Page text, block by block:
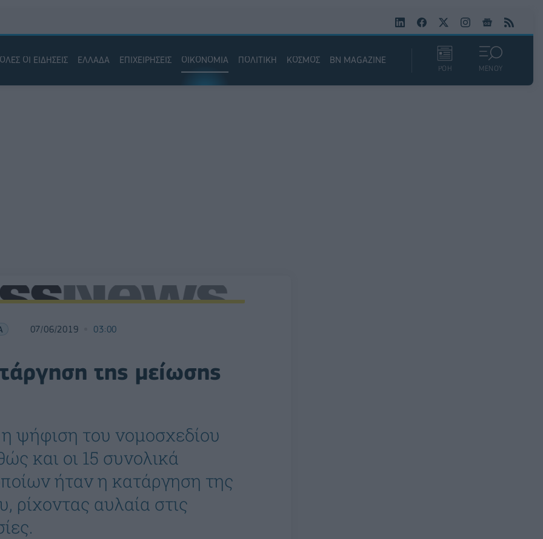
ΟΛΕΣ ΟΙ ΕΙΔΗΣΕΙΣ ΕΛΛΑΔΑ ΕΠΙΧΕΙΡΗΣΕΙΣ ΟΙΚΟΝΟΜΙΑ ΠΟΛΙΤΙΚΗ ΚΟΣΜΟΣ BN MAGAZINE
ΡΟΗ ΜΕΝΟΥ
07/06/2019 03:00
της μείωσης
ψήφιση του νομοσχεδίου
και οι 15 συνολικά
ήταν η κατάργηση της
ρίχοντας αυλαία στις